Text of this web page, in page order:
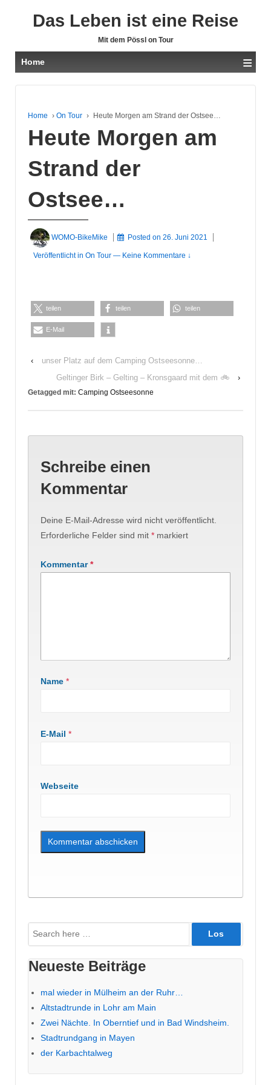
Das Leben ist eine Reise
Mit dem Pössl on Tour
Home ≡
Home › On Tour › Heute Morgen am Strand der Ostsee…
Heute Morgen am
Strand der
Ostsee…
WOMO-BikeMike Posted on26. Juni 2021
Veröffentlicht in On Tour — Keine Kommentare ↓
teilen teilen teilen
E-Mail
‹
unser Platz auf dem Camping Ostseesonne…
Geltinger Birk – Gelting – Kronsgaard mit dem 🚲
›
Getagged mit: Camping Ostseesonne
Schreibe einen
Kommentar
Deine E-Mail-Adresse wird nicht veröffentlicht.
Erforderliche Felder sind mit * markiert
Kommentar*
Name *
E-Mail *
Webseite
Suche
nach:
Neueste Beiträge
mal wieder in Mülheim an der Ruhr…
Altstadtrunde in Lohr am Main
Zwei Nächte. In Oberntief und in Bad Windsheim.
Stadtrundgang in Mayen
der Karbachtalweg